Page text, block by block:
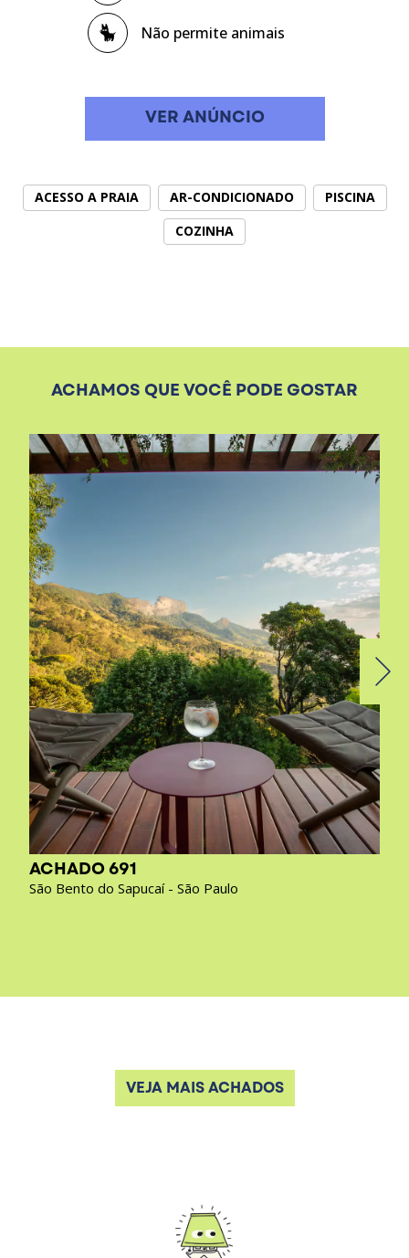
Não permite animais
VER ANÚNCIO
ACESSO A PRAIA AR-CONDICIONADO
PISCINA
COZINHA
ACHAMOS QUE VOCÊ PODE GOSTAR
ACHADO 691
São Bento do Sapucaí - São Paulo
VEJA MAIS ACHADOS